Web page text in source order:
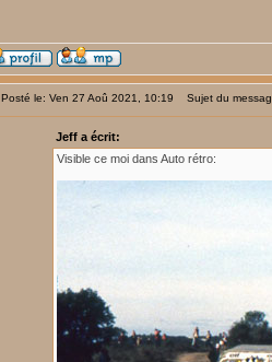
Posté le: Ven 27 Aoû 2021, 10:19 Sujet du
Jeff a écrit:
Visible ce moi dans Auto rétro: